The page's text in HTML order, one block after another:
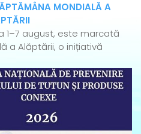
MONDIALĂ A
1–7 august, este marcată
a Alăptării, o inițiativă